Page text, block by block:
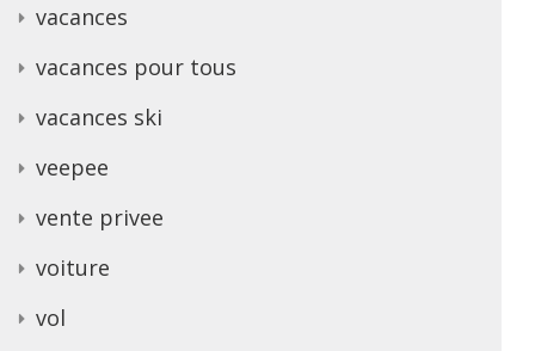
vacances
vacances pour tous
vacances ski
veepee
vente privee
voiture
vol